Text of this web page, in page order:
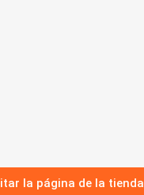
la página de la tienda